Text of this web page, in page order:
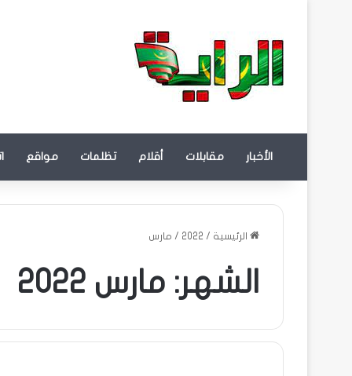
الأخبار مقابلات أقلام تظلمات مواقع
الرئيسية /
2022
/ مارس
الشهر: مارس 2022